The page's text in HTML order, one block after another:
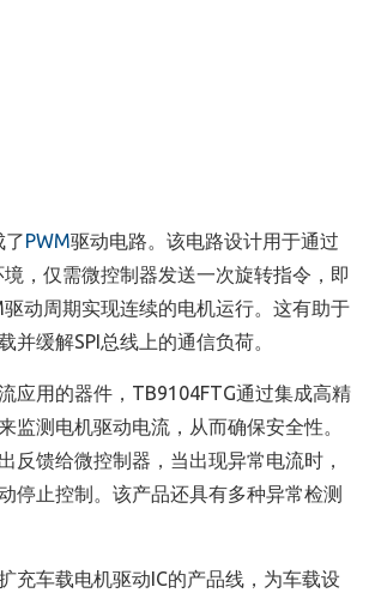
了PWM驱动电路。该电路设计用于通过
境，仅需微控制器发送一次旋转指令，即
动周期实现连续的电机运行。这有助于
并缓解SPI总线上的通信负荷。
应用的器件，TB9104FTG通过集成高精
监测电机驱动电流，从而确保安全性。
反馈给微控制器，当出现异常电流时，
停止控制。该产品还具有多种异常检测
充车载电机驱动IC的产品线，为车载设